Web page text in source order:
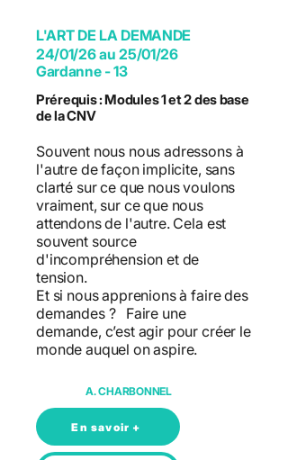
L'ART DE LA DEMANDE
24/01/26 au 25/01/26
Gardanne - 13
A. CHARBONNEL
Prérequis : Modules 1 et 2 des base
de la CNV
Souvent nous nous adressons à
l'autre de façon implicite, sans
clarté sur ce que nous voulons
vraiment, sur ce que nous
attendons de l'autre. Cela est
souvent source
d'incompréhension et de
tension.
Et si nous apprenions à faire des
demandes ? Faire une
demande, c’est agir pour créer le
monde auquel on aspire.
En savoir +